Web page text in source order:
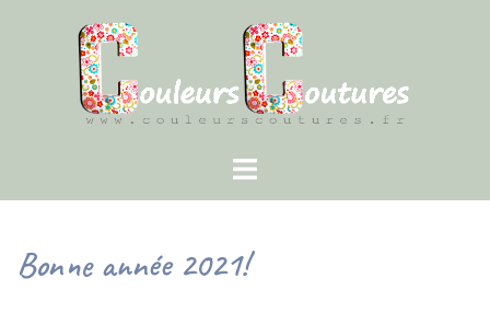
Ouvrir/fermer
Bonne année 2021!